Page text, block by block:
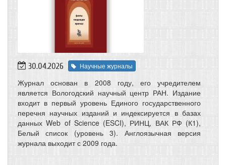
30.04.2026 Научные журналы
Журнал основан в 2008 году, его учредителем
является Вологодский научный центр РАН. Издание
входит в первый уровень Единого государственного
перечня научных изданий и индексируется в базах
данных Web of Science (ESCI), РИНЦ, ВАК РФ (К1),
Белый список (уровень 3). Англоязычная версия
журнала выходит с 2009 года.